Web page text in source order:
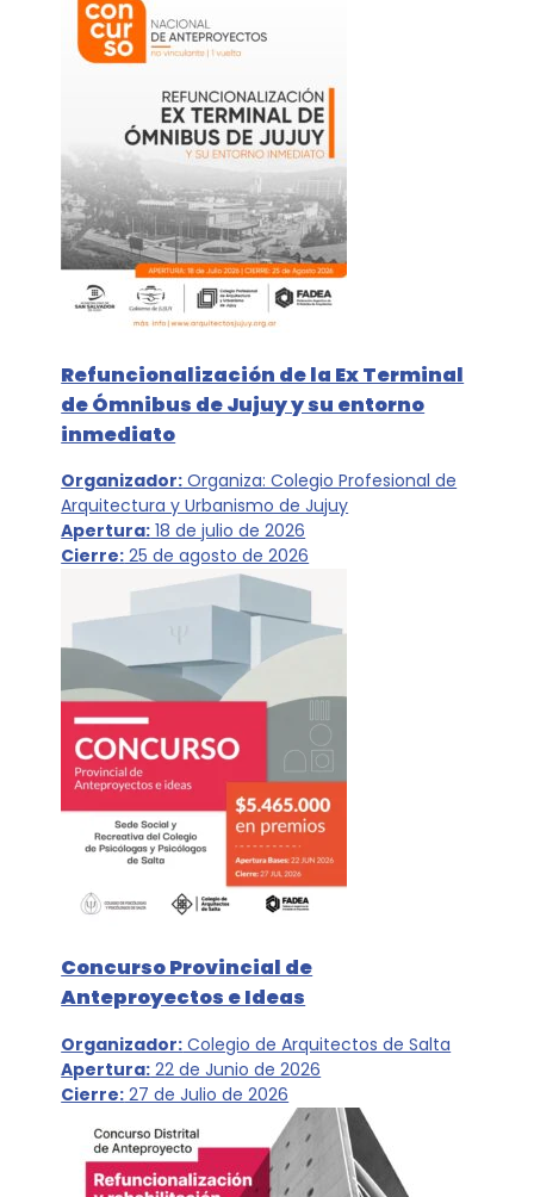
Refuncionalización de la Ex Terminal
de Ómnibus de Jujuy y su entorno
inmediato
Organizador: Organiza: Colegio Profesional de
Arquitectura y Urbanismo de Jujuy
Apertura: 18 de julio de 2026
Cierre: 25 de agosto de 2026
Concurso Provincial de
Anteproyectos e Ideas
Organizador: Colegio de Arquitectos de Salta
Apertura: 22 de Junio de 2026
Cierre: 27 de Julio de 2026